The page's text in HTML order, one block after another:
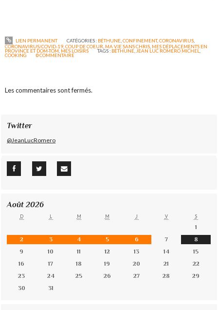
LIEN PERMANENT CATÉGORIES : BÉTHUNE, CONFINEMENT,CORONAVIRUS,
CORONAVIRUS/COVID-19 ,COUP DE COEUR MA VIE SANS CHRIS MES DÉPLACEMENTS EN
PROVINCE ET DOM-TOM MES LOISIRS TAGS : BÉTHUNE JEAN LUC ROMERO MICHEL
COOKING 0COMMENTAIRE
Les commentaires sont fermés.
Twitter
@JeanLucRomero
Août 2026
D L M M J V S
1
2
3 4 5 6 7
8
9
10 11 12 13 14
15
16
17 18 19 20 21
22
23
24 25 26 27 28
29
30
31